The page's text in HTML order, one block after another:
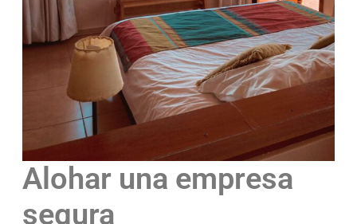
Alohar una empresa
segura